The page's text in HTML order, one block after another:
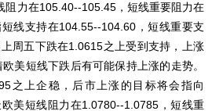
阻力在105.40--105.45，短线重要阻力在
线支持在104.55--104.60，短线重要支
周五下跌在1.0615之上受到支持，上涨
美短线下跌后有可能保持上涨的走势。
之上企稳，后市上涨的目标将会指向
美短线阻力在1.0780--1.0785，短线重